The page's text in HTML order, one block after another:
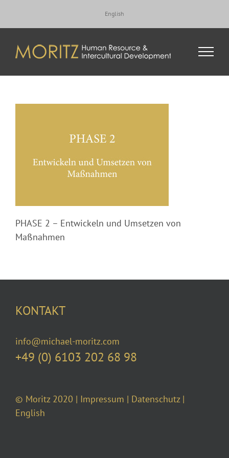
English
PHASE 2 – Entwickeln und Umsetzen von
Maßnahmen
KONTAKT
info@michael-moritz.com
+49 (0) 6103 202 68 98
© Moritz 2020 | Impressum | Datenschutz |
English